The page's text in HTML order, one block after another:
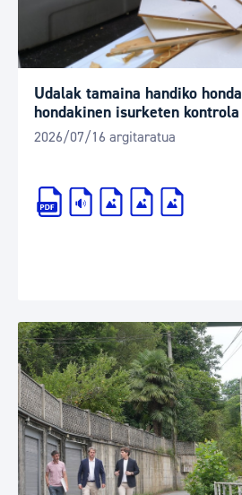
Udalak tamaina handiko
hondakinen isurketen
2026/07/16 argitaratua